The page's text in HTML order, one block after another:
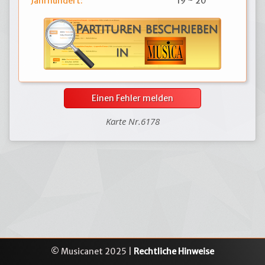
Einen Fehler melden
Karte Nr.6178
© Musicanet 2025 | Rechtliche Hinweise